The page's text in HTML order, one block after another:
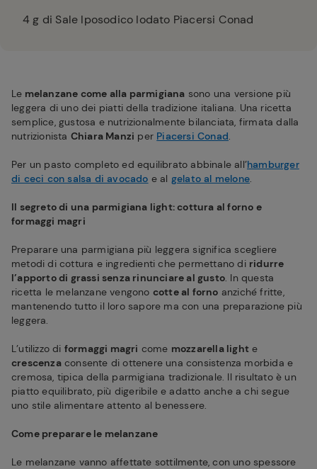
4g di Sale Iposodico Iodato Piacersi Conad
Le melanzane come alla parmigiana sono una versione più
leggera di uno dei piatti della tradizione italiana. Una ricetta
semplice, gustosa e nutrizionalmente bilanciata, firmata dalla
nutrizionista Chiara Manzi per Piacersi Conad.
Per un pasto completo ed equilibrato abbinale all’hamburger
di ceci con salsa di avocado e al gelato al melone.
Il segreto di una parmigiana light: cottura al forno e
formaggi magri
Preparare una parmigiana più leggera significa scegliere
metodi di cottura e ingredienti che permettano di ridurre
l’apporto di grassi senza rinunciare al gusto. In questa
ricetta le melanzane vengono cotte al forno anziché fritte,
mantenendo tutto il loro sapore ma con una preparazione più
leggera.
L’utilizzo di formaggi magri come mozzarella light e
crescenzaconsente di ottenere una consistenza morbida e
cremosa, tipica della parmigiana tradizionale. Il risultato è un
piatto equilibrato, più digeribile e adatto anche a chi segue
uno stile alimentare attento al benessere.
Come preparare le melanzane
Le melanzane vanno affettate sottilmente, con uno spessore